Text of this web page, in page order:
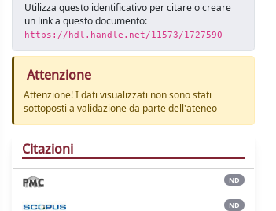
Utilizza questo identificativo per citare o creare
un link a questo documento:
https://hdl.handle.net/11573/1727590
Attenzione
Attenzione! I dati visualizzati non sono stati
sottoposti a validazione da parte dell'ateneo
Citazioni
ND
ND